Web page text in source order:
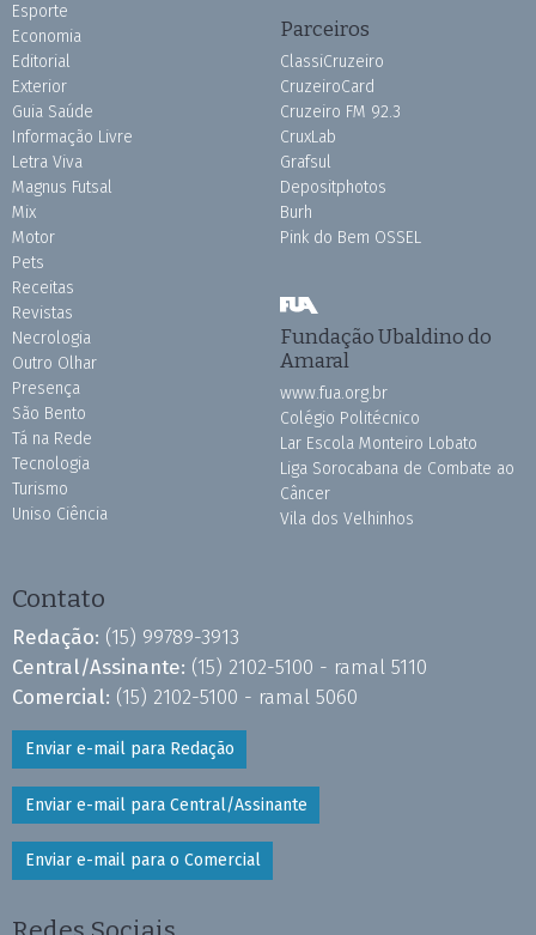
Esporte
Economia
Editorial
Exterior
Guia Saúde
Informação Livre
Letra Viva
Magnus Futsal
Mix
Motor
Pets
Receitas
Revistas
Necrologia
Outro Olhar
Presença
São Bento
Tá na Rede
Tecnologia
Turismo
Uniso Ciência
Parceiros
ClassiCruzeiro
CruzeiroCard
Cruzeiro FM 92.3
CruxLab
Grafsul
Depositphotos
Burh
Pink do Bem OSSEL
Fundação Ubaldino do
Amaral
www.fua.org.br
Colégio Politécnico
Lar Escola Monteiro Lobato
Liga Sorocabana de Combate ao
Câncer
Vila dos Velhinhos
Contato
Redação: (15) 99789-3913
Central/Assinante: (15) 2102-5100 - ramal 5110
Comercial: (15) 2102-5100 - ramal 5060
Enviar e-mail para Redação
Enviar e-mail para Central/Assinante
Enviar e-mail para o Comercial